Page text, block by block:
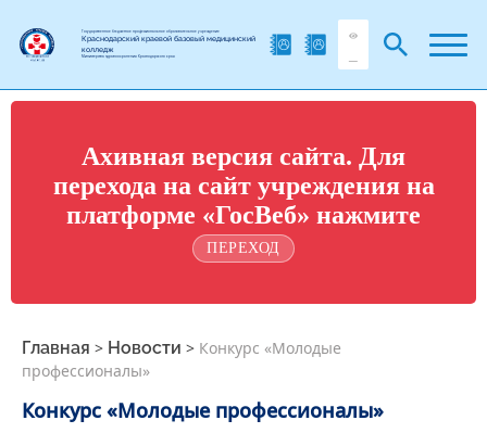
Государственное бюджетное профессиональное образовательное учреждение
Краснодарский краевой базовый медицинский
колледж
Министерства здравоохранения Краснодарского края
Ахивная версия сайта. Для
перехода на сайт учреждения на
платформе «ГосВеб» нажмите
ПЕРЕХОД
Главная > Новости > Конкурс «Молодые
профессионалы»
Конкурс «Молодые профессионалы»